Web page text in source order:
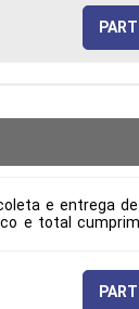
e entrega
e total